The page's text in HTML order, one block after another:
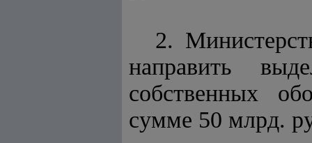
2.
направить
собственных
сумме 50 млрд.